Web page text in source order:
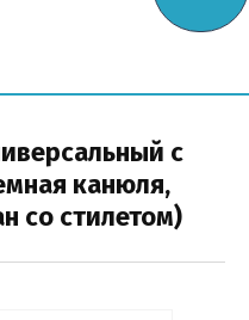
с
канюля,
со стилетом)